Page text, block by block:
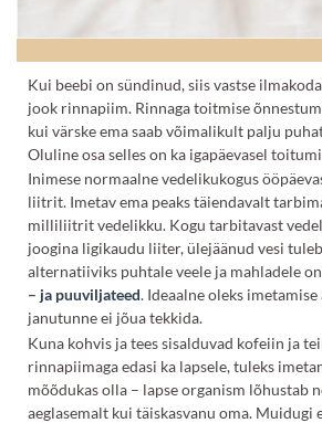
Kui beebi on sündinud, siis vastse
jook rinnapiim. Rinnaga toitmise
kui värske ema saab võimalikult palju
Oluline osa selles on ka igapäevasel
Inimese normaalne vedelikukogus
liitrit. Imetav ema peaks täiendavalt
milliliitrit vedelikku. Kogu tarbitavast
joogina ligikaudu liiter, ülejäänud vesi
alternatiiviks puhtale veele ja mahladele on
– ja puuviljateed. Ideaalne oleks
janutunne ei jõua tekkida.
Kuna kohvis jateessisalduvad kofeiin ja
rinnapiimaga edasi ka lapsele, tuleks
mõõdukas olla – lapse organism lõhustab
aeglasemalt kui täiskasvanu oma. Muidugi